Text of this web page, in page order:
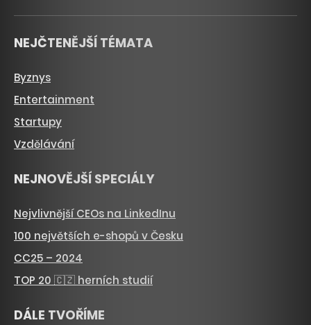
NEJČTENĚJŠÍ TÉMATA
Byznys
Entertainment
Startupy
Vzdělávání
NEJNOVĚJŠÍ SPECIÁLY
Nejvlivnější CEOs na LinkedInu
100 největších e-shopů v Česku
CC25 – 2024
TOP 20 🇨🇿 herních studií
DÁLE TVOŘÍME